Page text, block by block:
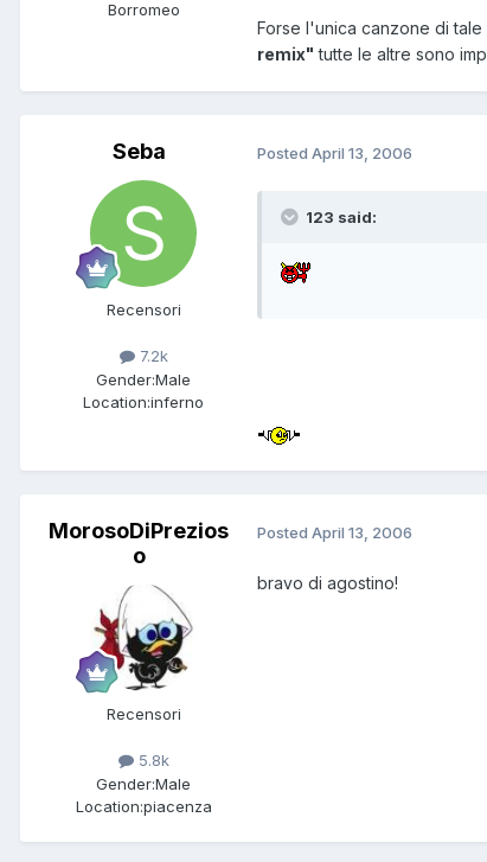
Borromeo
Forse l'unica canzone di tale
remix" tutte le altre sono
Seba
Recensori
7.2k
Gender:Male
Location:inferno
Posted April 13, 2006
123 said:
MorosoDiPrezios
o
Recensori
5.8k
Gender:Male
Location:piacenza
Posted April 13, 2006
bravo di agostino!